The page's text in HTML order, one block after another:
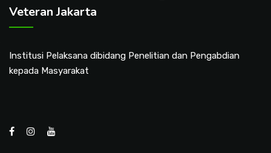
Veteran Jakarta
Institusi Pelaksana dibidang Penelitian dan Pengabdian
kepada Masyarakat